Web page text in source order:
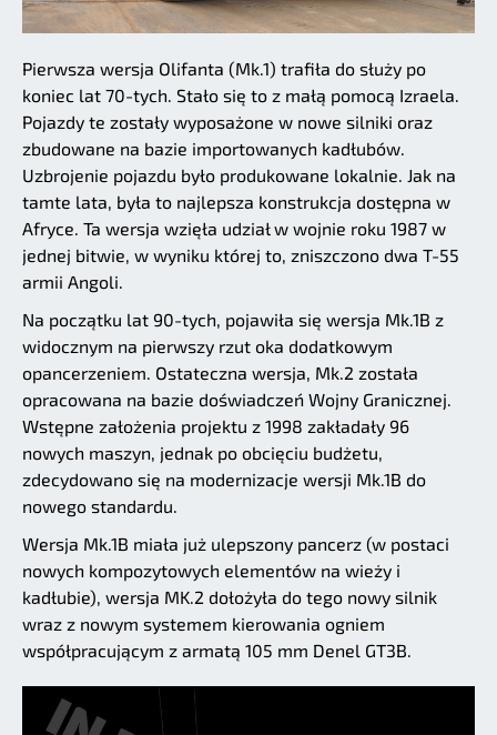
Pierwsza wersja Olifanta (Mk.1) trafiła do służy po
koniec lat 70-tych. Stało się to z małą pomocą Izraela.
Pojazdy te zostały wyposażone w nowe silniki oraz
zbudowane na bazie importowanych kadłubów.
Uzbrojenie pojazdu było produkowane lokalnie. Jak na
tamte lata, była to najlepsza konstrukcja dostępna w
Afryce. Ta wersja wzięła udział w wojnie roku 1987 w
jednej bitwie, w wyniku której to, zniszczono dwa T-55
armii Angoli.
Na początku lat 90-tych, pojawiła się wersja Mk.1B z
widocznym na pierwszy rzut oka dodatkowym
opancerzeniem. Ostateczna wersja, Mk.2 została
opracowana na bazie doświadczeń Wojny Granicznej.
Wstępne założenia projektu z 1998 zakładały 96
nowych maszyn, jednak po obcięciu budżetu,
zdecydowano się na modernizacje wersji Mk.1B do
nowego standardu.
Wersja Mk.1B miała już ulepszony pancerz (w postaci
nowych kompozytowych elementów na wieży i
kadłubie), wersja MK.2 dołożyła do tego nowy silnik
wraz z nowym systemem kierowania ogniem
współpracującym z armatą 105 mm Denel GT3B.